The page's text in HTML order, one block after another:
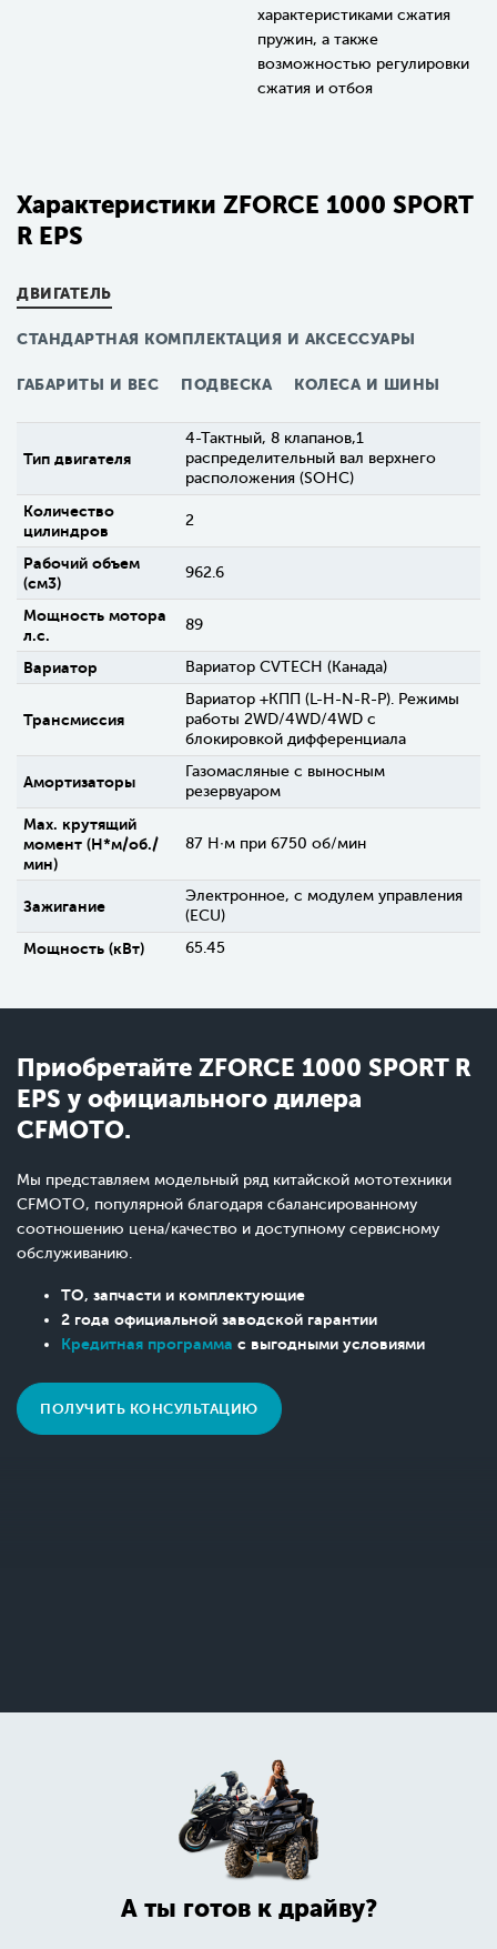
характеристиками сжатия
пружин, а также
возможностью регулировки
сжатия и отбоя
Характеристики ZFORCE 1000 SPORT
R EPS
ДВИГАТЕЛЬ
СТАНДАРТНАЯ КОМПЛЕКТАЦИЯ И АКСЕССУАРЫ
ГАБАРИТЫ И ВЕС ПОДВЕСКА КОЛЕСА И ШИНЫ
Тип двигателя
4-Тактный, 8 клапанов,1
распределительный вал верхнего
расположения (SOHC)
Количество
цилиндров
2
Рабочий объем
(см3)
962.6
Мощность мотора
л.с.
89
Вариатор Вариатор CVTECH (Канада)
Трансмиссия
Вариатор +КПП (L-H-N-R-P). Режимы
работы 2WD/4WD/4WD c
блокировкой дифференциала
Амортизаторы
Газомасляные с выносным
резервуаром
Max. крутящий
момент (H*м/об./
мин)
87 Н∙м при 6750 об/мин
Зажигание
Электронное, с модулем управления
(ECU)
Мощность (кВт) 65.45
Приобретайте ZFORCE 1000 SPORT R
EPS у официального дилера
CFMOTO.
Мы представляем модельный ряд китайской мототехники
CFMOTO, популярной благодаря сбалансированному
соотношению цена/качество и доступному сервисному
обслуживанию.
ТО, запчасти и комплектующие
2 года официальной заводской гарантии
Кредитная программа с выгодными условиями
ПОЛУЧИТЬ КОНСУЛЬТАЦИЮ
А ты готов к драйву?